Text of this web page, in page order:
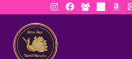
to
content